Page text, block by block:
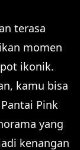
terasa
momen
ikonik.
kamu bisa
Pink
yang
kenangan